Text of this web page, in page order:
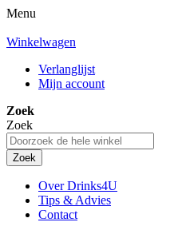
Menu
Winkelwagen
Verlanglijst
Mijn account
Zoek
Zoek
Zoek
Over Drinks4U
Tips & Advies
Contact